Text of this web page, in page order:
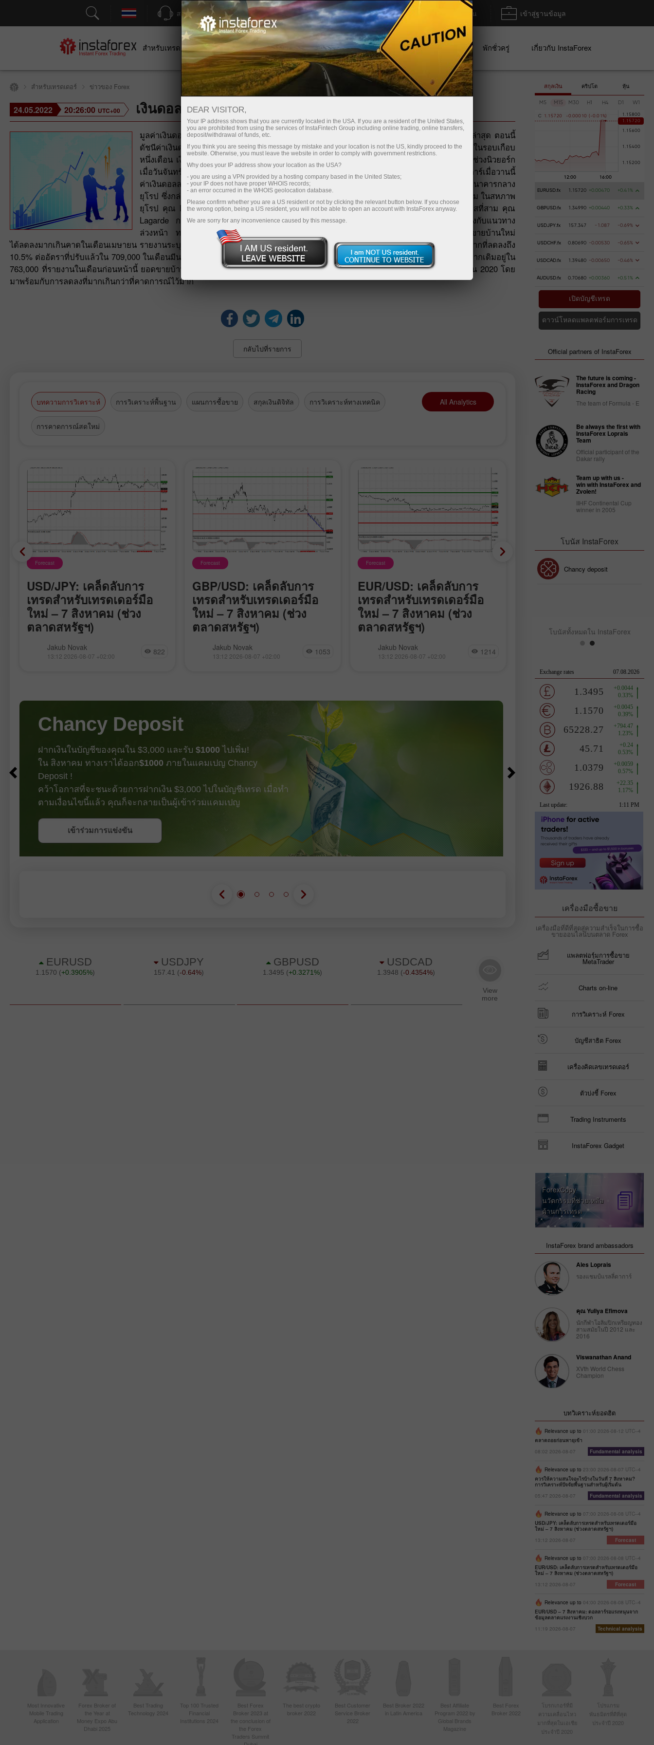
สนับสนุน เปิดบัญชีเทรดทันที แพลตฟอร์มการเทรด ฝาก/ถอน เข้าสู่ฐานข้อมูล
สำหรับเทรดเดอร์ สำหรับผู้เริ่มต้นใหม่ สำหรับนักลงทุน สำหรับหุ้นส่วน แคมเปญ พักชั่วครู่ เกี่ยวกับ InstaForex
สำหรับเทรดเดอร์ ข่าวของ Forex
24.05.2022 20:26:00 UTC+00 เงินดอลลาร์สหรัฐร่วงลงสู่ระดับต่ำสุดในรอบหนึ่งเดือน
มูลค่าเงินดอลลาร์สหรัฐได้เคลื่อนตัวไปขาลงตลอดการซื้อขายในวันอังคาร ซึ่งขยายแนวโน้มขาลงล่าสุด ตอนนี้
ดัชนีค่าเงินดอลลาร์สหรัฐร่วงลงไป 0.31 จุดหรือ 0.3% ที่ระดับ 101.77 หลังจากแตะระดับต่ำสุดในรอบเกือบ
หนึ่งเดือน เงินดอลลาร์ซื้อขายอยู่ที่ 126.88 เยนเมื่อเทียบกับ 127.90 เยนที่ไปถึงเมื่อปิดการซื้อขายช่วงนิวยอร์ก
เมื่อวันจันทร์ เงินดอลลาร์สหรัฐมีมูลค่า 1.0734 ดอลลาร์เมื่อเทียบกับยูโร ต่อค่าเงิน 1.0691 ดอลลาร์เมื่อวานนี้
ค่าเงินดอลลาร์ที่อ่อนลงส่วนหนึ่งเป็นผลมาจากความคิดเห็นของคุณ Christine Lagarde ประธานธนาคารกลาง
ยุโรป ซึ่งกล่าวว่าธนาคารกลางกำลังวางแผนที่จะยกเลิกอัตราดอกเบี้ยติดลบภายในสิ้นไตรมาสที่สาม ในสหภาพ
ยุโรป คุณ Lagarde กล่าวว่าธนาคารกลางคาดว่าจะยุติการซื้อสุทธิภายใต้ APP ในช่วงต้นไตรมาสที่สาม คุณ
Lagarde กล่าวว่าการปรับขึ้นอัตราดอกเบี้ยน่าจะเกิดขึ้นในการประชุมของเดือนกรกฏาคม ซึ่งตรงกับแนวทาง
ล่วงหน้า ทางด้านเศรษฐกิจของสหรัฐพบว่ากระทรวงพาณิชย์ได้ออกรายงานที่แสดงให้เห็นว่ายอดขายบ้านใหม่
ได้ลดลงมากเกินคาดในเดือนเมษายน รายงานระบุว่ายอดขายบ้านหลังใหม่ลดลงถึง 16.6% สู่อัตราที่ 591,000 ต่อปีในเดือนเมษายนหลังจากที่ลดลงถึง
10.5% ต่ออัตราที่ปรับแล้วใน 709,000 ในเดือนมีนาคม นักเศรษฐศาสตร์คาดว่ายอดขายบ้านหลังใหม่จะลดลง 1.7% สู่ระดับที่ 750,000 จากเดิมอยู่ใน
763,000 ที่รายงานในเดือนก่อนหน้านี้ ยอดขายบ้านหลังใหม่ได้ลดลงสู่อัตราประจำปีที่ต่ำที่สุดนับตั้งแต่ไปแตะที่ 582,000 ในเดือนเมษายน 2020 โดย
มาพร้อมกับการลดลงที่มากเกินกว่าที่คาดการณ์ไว้มาก
กลับไปที่รายการ
บทความการวิเคราะห์ การวิเคราะห์พื้นฐาน แผนการซื้อขาย สกุลเงินดิจิทัล การวิเคราะห์ทางเทคนิค
การคาดการณ์สดใหม่
All Analytics
Forecast
USD/JPY: เคล็ดลับการ
เทรดสำหรับเทรดเดอร์มือ
ใหม่ – 7 สิงหาคม (ช่วง
ตลาดสหรัฐฯ)
การทดสอบราคาแถว 158.43 เกิดขึ้นใน
ช่วงที่ MACD เพิ่งเริ่มขยับขึ้นจากเส้น
กำลังรอรายงานการจ้างงานของสหรัฐฯ
ประจำเดือนกรกฎาคม ซึ่งจะเป็นปัจจัย
สำคัญสำหรับคู่เงินเยน โดยโฟกัสหลักจะ
อยู่ที่การเปลี่ยนแปลงตัวเลขการจ้างงาน
นอกภาคเกษตร รวมถึงอัตราการว่าง
งานและรายได้เฉลี่ยต่อชั่วโมง
Jakub Novak
13:12 2026-08-07 +02:00 822
Forecast
GBP/USD: เคล็ดลับการ
เทรดสำหรับเทรดเดอร์มือ
ใหม่ – 7 สิงหาคม (ช่วง
ตลาดสหรัฐฯ)
การทดสอบราคาที่ระดับ 1.3449 เกิดขึ้น
ในจังหวะที่อินดิเคเตอร์ MACD เพิ่งเริ่ม
ปอนด์วันนี้จะถูกกำหนดโดยรายงาน
สำคัญภายในประเทศที่ขับเคลื่อนค่าเงิน
ปอนด์ ตัวเลขหลักที่ต้องจับตาคือ การ
เปลี่ยนแปลงของการจ้างงานนอกภาค
เกษตร รวมถึงอัตราการว่างงานและราย
ได้เฉลี่ยต่อชั่วโมง การเติบโตของค่าจ้าง
ก็มีความสำคัญเช่นกัน เพราะเชื่อมโยง
โดยตรงกับอัตราเงินเฟ้อ
Jakub Novak
13:12 2026-08-07 +02:00 1053
Forecast
EUR/USD: เคล็ดลับการ
เทรดสำหรับเทรดเดอร์มือ
ใหม่ – 7 สิงหาคม (ช่วง
ตลาดสหรัฐฯ)
ในช่วงครึ่งวันแรก ยังไม่มีระดับราคาใด
ที่ผมระบุไว้ถูกทดสอบ เนื่องจากนักเทรด
ระมัดระวัง เนื่องจากชุดข้อมูลนี้อาจ
เปลี่ยนทิศทางการเทรดในช่วงปลาย
รายได้เฉลี่ยต่อชั่วโมง รายงานการจ้าง
งานมีความสำคัญเพราะส่งผลโดยตรงต่อ
การคาดการณ์อัตราดอกเบี้ยของ Fed
เนื่องจากตลาดแรงงานที่แข็งแกร่งทำให้
ธนาคารกลางมีช่องว่างมากขึ้นในการ
ดำเนินนโยบายการเงินแบบตึงตัว ตลาด
จะให้ความสำคัญเป็นพิเศษกับการ
เติบโตของค่าจ้าง
Jakub Novak
13:12 2026-08-07 +02:00 1214
Crypto-currencies
Bitcoin ปรับตัวขึ้นค่อนข้างแข็งแกร่ง
ก่อนการประกาศตัวเลขเศรษฐกิจสำ
ตัวเพิ่มขึ้นเล็กน้อยเช่นกัน วันนี้ U.S.
Bureau of Labor Statistics จะประก
ตัวเลขการจ้างงานประจำเดือน
กรกฎาคม
Miroslaw Bawulski
เข้าร่วมการแข่งขัน
Chancy Deposit
ฝากเงินในบัญชีของคุณใน $3,000 และรับ $1000 ไปเพิ่ม!
ใน สิงหาคม ทางเราได้ออก$1000 ภายในแคมเปญ Chancy
Deposit !
คว้าโอกาสที่จะชนะด้วยการฝากเงิน $3,000 ไปในบัญชีเทรด เมื่อทำ
ตามเงื่อนไขนี้แล้ว คุณก็จะกลายเป็นผู้เข้าร่วมแคมเปญ
เข้าร่วมการแข่งขัน
รับโบนัส
สกุลเงิน คริปโต หุ้น
M5 M15 M30 H1 H4 D1 W1
C 1 . 1 5 7 20 -0 .000 1 0 ( -0 .0 1 %
EURUSD.fx 1.15720 +0.00470 +0.41%
GBPUSD.fx 1.34990 +0.00440 +0.33%
USDJPY.fx 157.347 -1.087 -0.69%
USDCHF.fx 0.80690 -0.00530 -0.65%
USDCAD.fx 1.39480 -0.00650 -0.46%
AUDUSD.fx 0.70680 +0.00360 +0.51%
เปิดบัญชีเทรด
ดาวน์โหลดแพลตฟอร์มการเทรด
Official partners of InstaForex
The future is coming -
InstaForex and Dragon
Racing
The team of Formula - E
Be always the first with
InstaForex Loprais
Team
Official participant of the
Dakar rally
Team up with us -
win with InstaForex and
Zvolen!
IIHF Continental Cup
winner in 2005
โบนัส InstaForex
คลับโบนัส InstaForex
Chancy deposit
คลับโบนัส InstaForex
Chancy deposit
โบนัสทั้งหมดใน InstaForex
เครื่องมือซื้อขาย
เครื่องมือที่ดีที่สุดสู่ความสำเร็จในการซื้อ
ขายออนไลน์บนตลาด Forex
แพลตฟอรฺ์มการซื้อขาย
MetaTrader
Charts on-line
การวิเคราะห์ Forex
บัญชีสาธิต Forex
เครื่องคิดเลขเทรดเดอร์
ตัวบ่งชี้ Forex
Trading Instruments
InstaForex Gadget
ForexCopy
นวัตกรรมที่ช่วยเหลือ
ด้านการเทรด
InstaForex brand ambassadors
Ales Loprais
รองแชมป์แรลลี่ดาการ์
คุณ Yuliya Efimova
นักกีฬาโอลิมปิกเหรียญทอง
สามสมัยในปี 2012 และ
2016
Viswanathan Anand
XVth World Chess
Champion
บทวิเคราะห์ยอดฮิต
Relevance up to 01:00 2026-08-12 UTC--4
ตลาดถอยก่อนพายุเข้า
08:02 2026-08-07
Fundamental analysis
Relevance up to 23:00 2026-08-07 UTC--4
ควรให้ความสนใจอะไรบ้างในวันที่ 7 สิงหาคม?
การวิเคราะห์ปัจจัยพื้นฐานสำหรับผู้เริ่มต้น
05:47 2026-08-07
Fundamental analysis
Relevance up to 07:00 2026-08-08 UTC--4
USD/JPY: เคล็ดลับการเทรดสำหรับเทรดเดอร์มือ
ใหม่ – 7 สิงหาคม (ช่วงตลาดสหรัฐฯ)
13:12 2026-08-07
Forecast
Relevance up to 07:00 2026-08-08 UTC--4
EUR/USD: เคล็ดลับการเทรดสำหรับเทรดเดอร์มือ
ใหม่ – 7 สิงหาคม (ช่วงตลาดสหรัฐฯ)
13:12 2026-08-07
Forecast
Relevance up to 04:00 2026-08-08 UTC--4
EUR/USD – 7 สิงหาคม: ดอลลาร์รอแรงหนุนจาก
ข้อมูลตลาดแรงงานเชิงบวก
11:19 2026-08-07
Technical analysis
Most Innovative
Mobile Trading
Application
Forex Broker of
the Year at
Money Expo Abu
Dhabi 2025
Best Trading
Technology 2024
Top 100 Trusted
Financial
Institutions 2024
Best Forex
Broker 2023 at
the conclusion of
the Forex
Traders Summit
The best crypto
broker 2022
Best Customer
Service Broker
2022
Best Broker 2022
in Latin America
Best Affiliate
Program 2022 by
Global Brands
Magazine
Best Forex
Broker 2022
โบรกเกอร์ที่มี
ความเคลื่อนไหว
มากที่สุดในเอเชีย
ประจำปี 2020
โปรแกรม
พันธมิตรที่ดีที่สุด
ประจำปี 2020
DEAR VISITOR,
Your IP address shows that you are currently located in the USA. If you are a resident of the United States,
you are prohibited from using the services of InstaFintech Group including online trading, online transfers,
deposit/withdrawal of funds, etc.
If you think you are seeing this message by mistake and your location is not the US, kindly proceed to the
website. Otherwise, you must leave the website in order to comply with government restrictions.
Why does your IP address show your location as the USA?
- you are using a VPN provided by a hosting company based in the United States;
- your IP does not have proper WHOIS records;
- an error occurred in the WHOIS geolocation database.
Please confirm whether you are a US resident or not by clicking the relevant button below. If you choose
the wrong option, being a US resident, you will not be able to open an account with InstaForex anyway.
We are sorry for any inconvenience caused by this message.